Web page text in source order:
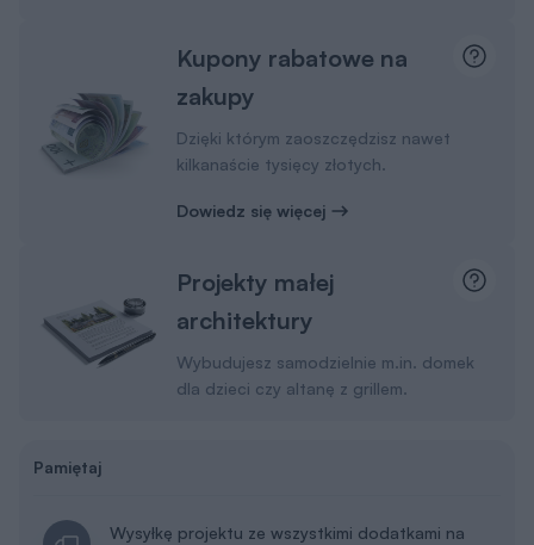
Kupony rabatowe na
zakupy
Dzięki którym zaoszczędzisz nawet
kilkanaście tysięcy złotych.
Dowiedz się więcej
Projekty małej
architektury
Wybudujesz samodzielnie m.in. domek
dla dzieci czy altanę z grillem.
Pamiętaj
Wysyłkę projektu ze wszystkimi dodatkami na